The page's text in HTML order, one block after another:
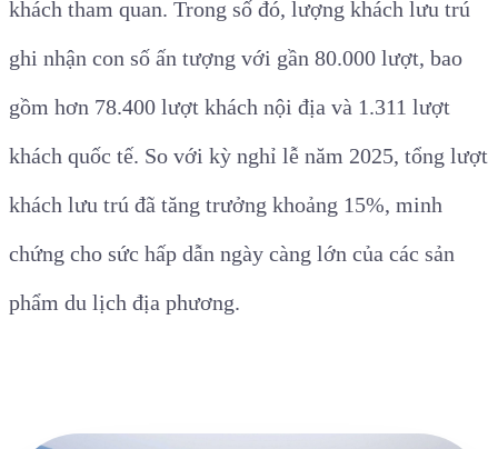
khách tham quan. Trong số đó, lượng khách lưu trú
ghi nhận con số ấn tượng với gần 80.000 lượt, bao
gồm hơn 78.400 lượt khách nội địa và 1.311 lượt
khách quốc tế. So với kỳ nghỉ lễ năm 2025, tổng lượt
khách lưu trú đã tăng trưởng khoảng 15%, minh
chứng cho sức hấp dẫn ngày càng lớn của các sản
phẩm du lịch địa phương.